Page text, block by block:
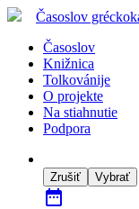
Časoslov
Časoslov
Knižnica
Tolkovánije
O projekte
Na stiahnutie
Podpora
Zrušiť Vybrať
date_range